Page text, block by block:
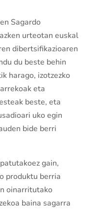
Sagardo
urteotan euskal
dibertsifikazioaren
du beste behin
harago, izotzezko
eta
beste, eta
uko egin
bide berri
gain,
produktu berria
oinarritutako
baina sagarra